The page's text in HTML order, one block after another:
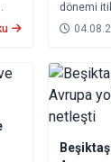
dönemi
farkları 7